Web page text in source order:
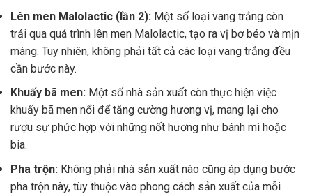
Lên men Malolactic (lần 2): Một số loại vang trắng còn
trải qua quá trình lên men Malolactic, tạo ra vị bơ béo và mịn
màng. Tuy nhiên, không phải tất cả các loại vang trắng đều
cần bước này.
Khuấy bã men: Một số nhà sản xuất còn thực hiện việc
khuấy bã men nổi để tăng cường hương vị, mang lại cho
rượu sự phức hợp với những nốt hương như bánh mì hoặc
bia.
Pha trộn: Không phải nhà sản xuất nào cũng áp dụng bước
pha trộn này, tùy thuộc vào phong cách sản xuất của mỗi